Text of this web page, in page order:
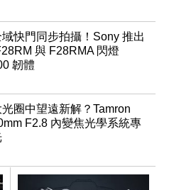
快門同步拍攝！Sony 推出
與 F28RMA 閃燈
韌體
圈中望遠新解？Tamron
F2.8 內變焦光學系統專